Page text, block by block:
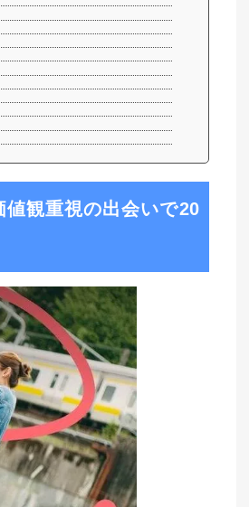
観重視の出会いで20